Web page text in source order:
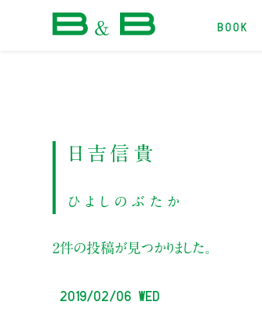
BOOK
日吉信貴
ひよしのぶたか
2件の投稿が見つかりました。
2019/02/06 Wed